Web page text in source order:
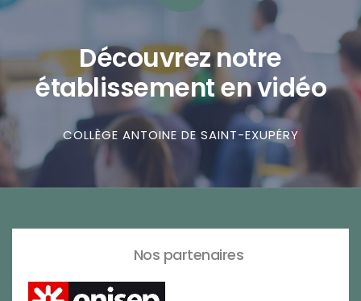
Découvrez notre
établissement en vidéo
COLLÈGE ANTOINE DE SAINT-EXUPÉRY
Nos partenaires